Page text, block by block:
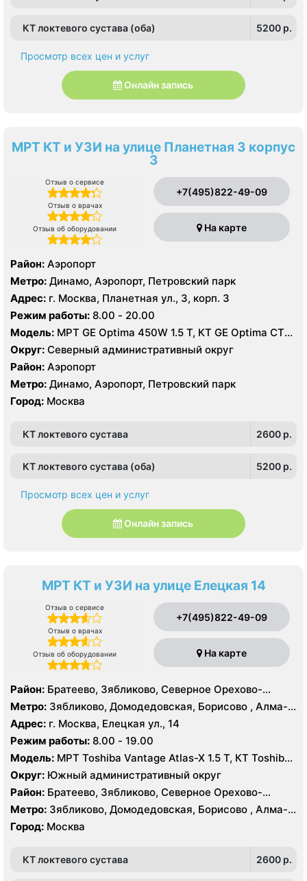
КТ локтевого сустава (оба) 5200 p.
Просмотр всех цен и услуг
Онлайн запись
МРТ КТ и УЗИ на улице Планетная 3 корпус
3
Отзыв о сервисе
Отзыв о врачах
Отзыв об оборудовании
+7(495)822-49-09
На карте
Район: Аэропорт
Метро: Динамо, Аэропорт, Петровский парк
Адрес: г. Москва, Планетная ул., 3, корп. 3
Режим работы: 8.00 - 20.00
Модель: МРТ GE Optima 450W 1.5 T, КТ GE Optima CT
660 Asir 128 срезов, УЗИ GE LOGIQ S8
Округ: Северный административный округ
Район: Аэропорт
Метро: Динамо, Аэропорт, Петровский парк
Город: Москва
КТ локтевого сустава 2600 p.
КТ локтевого сустава (оба) 5200 p.
Просмотр всех цен и услуг
Онлайн запись
МРТ КТ и УЗИ на улице Елецкая 14
Отзыв о сервисе
Отзыв о врачах
Отзыв об оборудовании
+7(495)822-49-09
На карте
Район: Братеево, Зябликово, Северное Орехово-
Борисово, Южное Орехово-Борисово
Метро: Зябликово, Домодедовская, Борисово , Алма-
Атинская, Красногвардейская, Шипиловская
Адрес: г. Москва, Елецкая ул., 14
Режим работы: 8.00 - 19.00
Модель: МРТ Toshiba Vantage Atlas-X 1.5 Т, КТ Toshiba
AQUILION RXL 16 срезов, УЗИ
Округ: Южный административный округ
Район: Братеево, Зябликово, Северное Орехово-
Борисово, Южное Орехово-Борисово
Метро: Зябликово, Домодедовская, Борисово , Алма-
Атинская, Красногвардейская, Шипиловская
Город: Москва
КТ локтевого сустава 2600 p.